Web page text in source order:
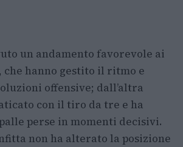
un andamento favorevole ai
che hanno gestito il ritmo e
offensive; dall’altra
con il tiro da tre e ha
perse in momenti decisivi.
non ha alterato la posizione